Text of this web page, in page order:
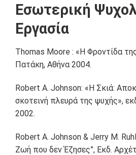
Εσωτερική
Εργασία
Thomas Moore : «Η Φροντίδα
Πατάκη, Αθήνα 2004.
Robert A. Johnson: «Η Σκιά:
σκοτεινή πλευρά της ψυχής»,
2002.
Robert A. Johnson & Jerry M.
Ζωή που δεν Έζησες”, Εκδ.